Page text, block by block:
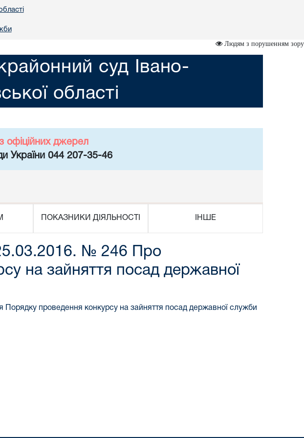
Людям з порушенням зору
суд Івано-
області
офіційних джерел
України 044 207-35-46
ПОКАЗНИКИ ДІЯЛЬНОСТІ ІНШЕ
25.03.2016. № 246 Про
на зайняття посад державної
Порядку проведення конкурсу на зайняття посад державної служби